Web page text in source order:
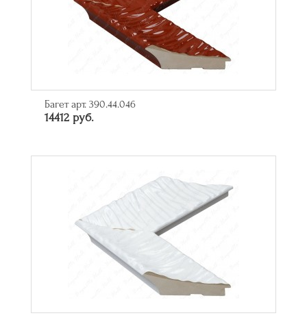
Багет арт. 390.44.046
14412 руб.